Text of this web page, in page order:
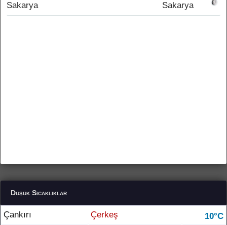
Sakarya Sakarya
Düşük Sıcaklıklar
Çankırı Çerkeş
10°C